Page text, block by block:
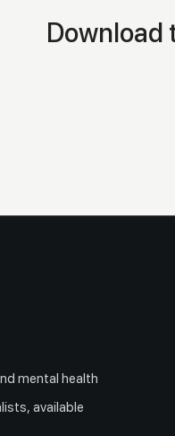
Download
mental health
available